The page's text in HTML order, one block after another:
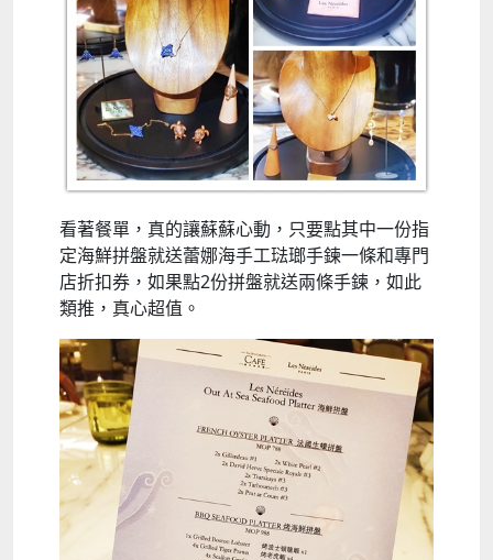
看著餐單，真的讓蘇蘇心動，只要點其中一份指
定海鮮拼盤就送蕾娜海手工琺瑯手鍊一條和專門
店折扣券，如果點2份拼盤就送兩條手鍊，如此
類推，真心超值。